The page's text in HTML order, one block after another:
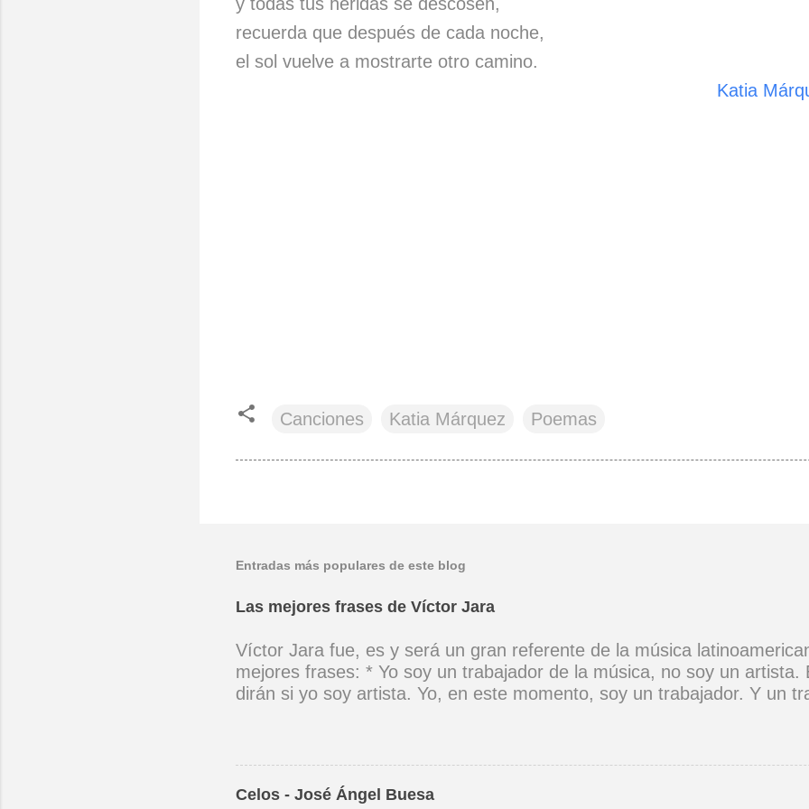
recuerda que después de cada noche,
el sol vuelve a mostrarte otro camino.
Katia
Canciones Katia Márquez Poemas
Entradas más populares de este blog
Las mejores frases de Víctor Jara
Víctor Jara fue, es y será un gran referente de la música
mejores frases: * Yo soy un trabajador de la música, no soy un artista.
dirán si yo soy artista. Yo, en este momento, soy un trabajador. Y un
el niño envejece sin saber jugar. Cuántos como tu vagarán, el dinero
Celos - José Ángel Buesa